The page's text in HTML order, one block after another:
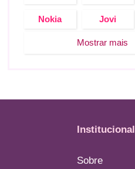
Nokia Jovi
Mostrar mais
Institucional
Sobre